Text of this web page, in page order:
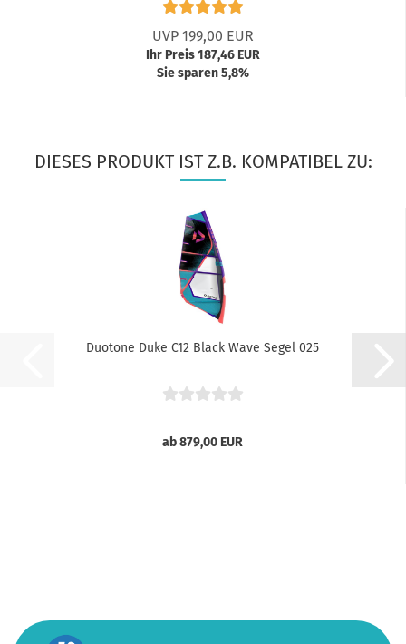
UVP 199,00 EUR
Ihr Preis 187,46 EUR
Sie sparen 5,8%
DIESES PRODUKT IST Z.B. KOMPATIBEL ZU:
Duotone Duke C12 Black Wave Segel 025
ab 879,00 EUR